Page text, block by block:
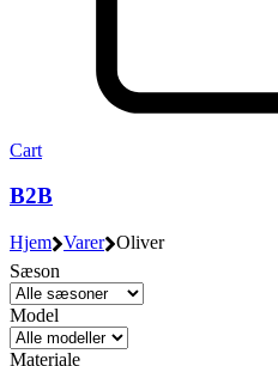
Cart
B2B
Hjem Varer Oliver
Sæson
Model
Materiale